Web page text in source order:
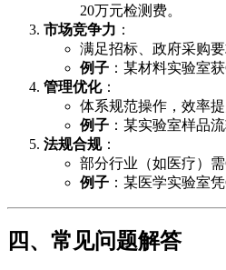
20万元检测费。
市场竞争力 ：
满足招标、政府采购
例子 ：某材料实验室
管理优化：
体系规范操作，效率提
例子 ：某实验室样品
法规合规：
部分行业（如医疗）
例子 ：某医学实验室
四、常见问题解答